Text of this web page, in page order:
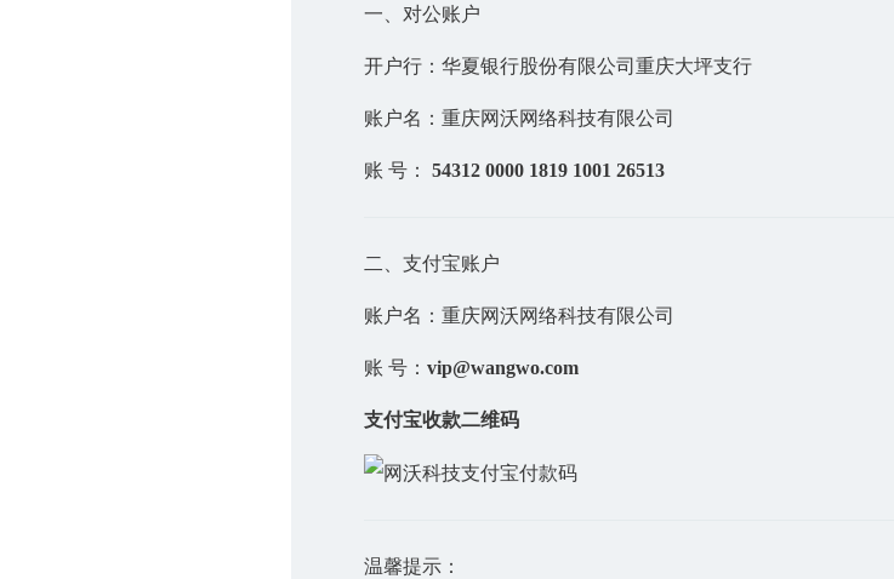
一、对公账户
开户行：华夏银行股份有限公司重庆大坪支行
账户名：重庆网沃网络科技有限公司
账 号： 54312 0000 1819 1001 26513
二、支付宝账户
账户名：重庆网沃网络科技有限公司
账 号： vip@wangwo.com
支付宝收款二维码
温馨提示：